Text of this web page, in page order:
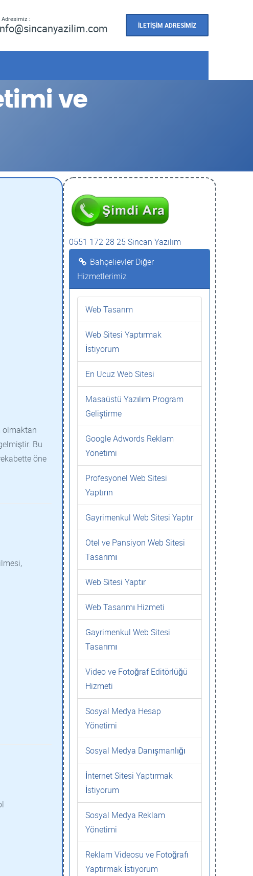
Adresimiz :
İLETİŞİM ADRESİMİZ
ve
olmaktan
Bu
öne
0551 172 28 25 Sincan Yazılım
Bahçelievler Diğer
Hizmetlerimiz
Web Tasarım
Web Sitesi Yaptırmak
İstiyorum
En Ucuz Web Sitesi
Masaüstü Yazılım Program
Geliştirme
Google Adwords Reklam
Yönetimi
Profesyonel Web Sitesi
Yaptırın
Gayrimenkul Web Sitesi Yaptır
Otel ve Pansiyon Web Sitesi
Tasarımı
Web Sitesi Yaptır
Web Tasarımı Hizmeti
Gayrimenkul Web Sitesi
Tasarımı
Video ve Fotoğraf Editörlüğü
Hizmeti
Sosyal Medya Hesap
Yönetimi
Sosyal Medya Danışmanlığı
İnternet Sitesi Yaptırmak
İstiyorum
Sosyal Medya Reklam
Yönetimi
Reklam Videosu ve Fotoğrafı
Yaptırmak İstiyorum